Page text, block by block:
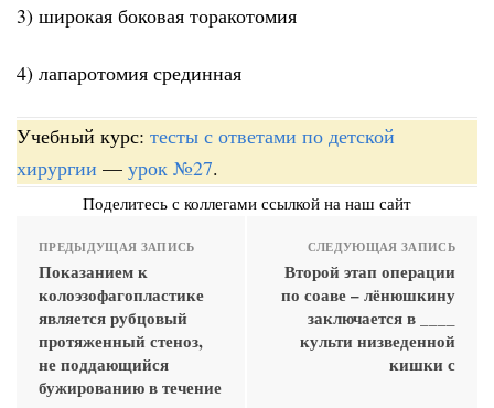
3) широкая боковая торакотомия
4) лапаротомия срединная
Учебный курс: тесты с ответами по детской
хирургии — урок №27.
Поделитесь с коллегами ссылкой на наш сайт
ПРЕДЫДУЩАЯ ЗАПИСЬ
Показанием к
колоэзофагопластике
является рубцовый
протяженный стеноз,
не поддающийся
бужированию в течение
СЛЕДУЮЩАЯ ЗАПИСЬ
Второй этап операции
по соаве – лёнюшкину
заключается в ____
культи низведенной
кишки с